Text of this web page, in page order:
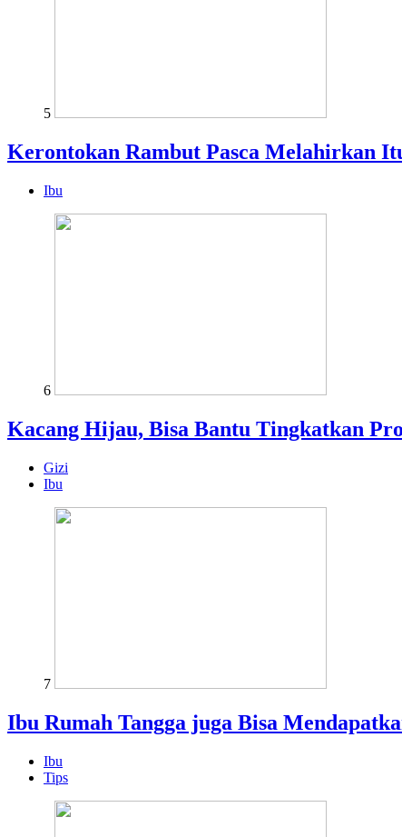
5
Kerontokan Rambut Pasca Melahirkan
Ibu
6
Kacang Hijau, Bisa Bantu Tingkatkan
Gizi
Ibu
7
Ibu Rumah Tangga juga Bisa
Ibu
Tips